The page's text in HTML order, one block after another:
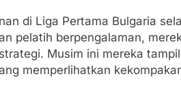
di Liga Pertama Bulgaria
pelatih berpengalaman,
Musim ini mereka
memperlihatkan